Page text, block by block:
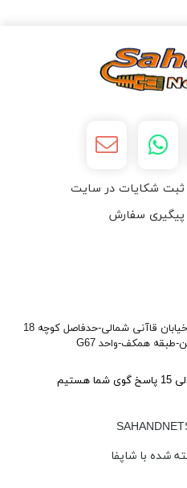
ثبت شکایات در سایت
پیگیری سفارش
نشانی: شیراز-چهارراه مشیر-ابتدای خیابان قاآنی شمالی-حدفاصل کوچه 18
شده با شاپفا